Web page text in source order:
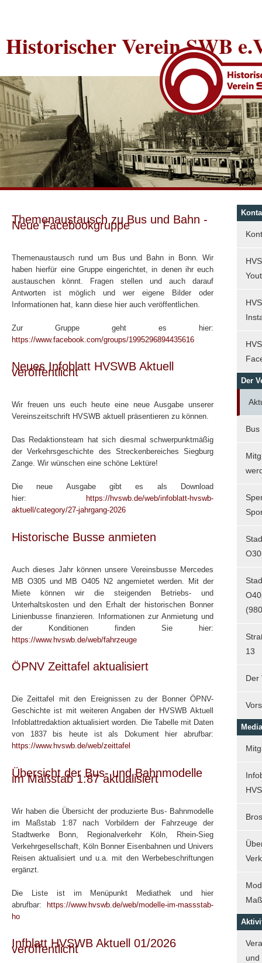
Historischer Verein SWB
Themenaustausch zu Bus und Bahn -
Neue Facebookgruppe
Themenaustausch rund um Bus und Bahn in Bonn. Wir
haben hierfür eine Gruppe eingerichtet, in denen ihr euch
austauschen könnt. Fragen stellen und auch darauf
Antworten ist möglich und wer eigene Bilder oder
Informationen hat, kann diese hier auch veröffentlichen.
Zur Gruppe geht es hier:
https://www.facebook.com/groups/1995296894435616
Neues Infoblatt HVSWB Aktuell
veröffentlicht
Wir freuen uns euch heute eine neue Ausgabe unserer
Vereinszeitschrift HVSWB aktuell präsentieren zu können.
Das Redaktionsteam hat sich diesmal schwerpunktmäßig
der Verkehrsgeschichte des Streckenbereiches Siegburg
Zange. Wir wünschen eine schöne Lektüre!
Die neue Ausgabe gibt es als Download
hier:
https://hvswb.de/web/infoblatt-hvswb-
aktuell/category/27-jahrgang-2026
Historische Busse anmieten
Auch dieses Jahr können unsere Vereinsbusse Mercedes
MB O305 und MB O405 N2 angemietet werden. Mit der
Miete können wir die steigenden Betriebs- und
Unterhaltskosten und den Erhalt der historischen Bonner
Linienbusse finanzieren. Informationen zur Anmietung und
der Konditionen finden Sie hier:
https://www.hvswb.de/web/fahrzeuge
ÖPNV Zeittafel aktualisiert
Die Zeittafel mit den Ereignissen zu der Bonner ÖPNV-
Geschichte ist mit weiteren Angaben der HVSWB Aktuell
Infoblattredaktion aktualisiert worden. Die Tabelle mit Daten
von 1837 bis heute ist als Dokument hier abrufbar:
https://www.hvswb.de/web/zeittafel
Übersicht der Bus- und Bahnmodelle
im Maßstab 1:87 aktualisiert
Wir haben die Übersicht der produzierte Bus- Bahnmodelle
im Maßstab 1:87 nach Vorbildern der Fahrzeuge der
Stadtwerke Bonn, Regionalverkehr Köln, Rhein-Sieg
Verkehrgesellschaft, Köln Bonner Eisenbahnen und Univers
Reisen aktualisiert und u.a. mit den Werbebeschriftungen
ergänzt.
Die Liste ist im Menüpunkt Mediathek und hier
abrufbar: https://www.hvswb.de/web/modelle-im-massstab-
ho
Infblatt HVSWB Aktuell 01/2026
veröffentlicht
Der
Bus
13
Der
und